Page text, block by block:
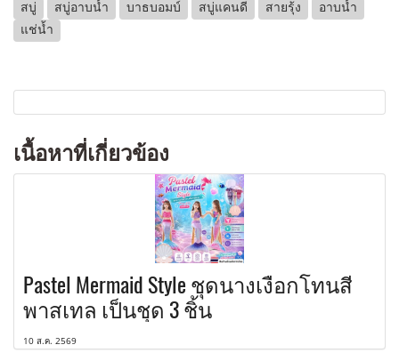
สบู่ สบู่อาบน้ำ บาธบอมบ์ สบู่แคนดี สายรุ้ง
อาบน้ำ
แช่น้ำ
เนื้อหาที่เกี่ยวข้อง
Pastel Mermaid Style ชุดนางเงือกโทนสี
พาสเทล เป็นชุด 3 ชิ้น
10 ส.ค. 2569